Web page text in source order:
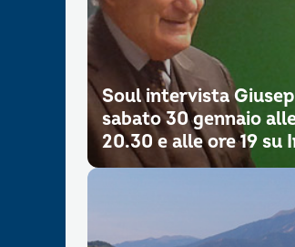
Soul intervista
sabato 30 gennaio
20.30 e alle ore 19 su